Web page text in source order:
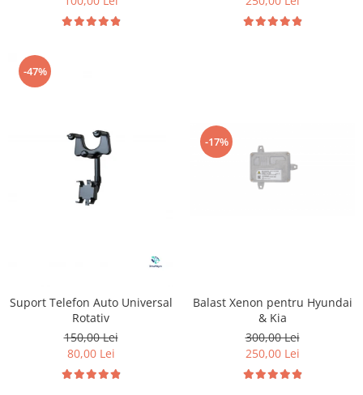
-47%
Suport Telefon Auto Universal
Rotativ
150,00 Lei
80,00 Lei
-17%
Balast Xenon pentru Hyundai
& Kia
300,00 Lei
250,00 Lei